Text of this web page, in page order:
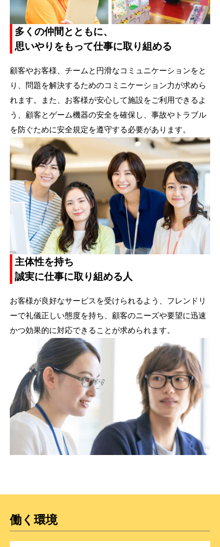
多くの仲間とともに、
思いやりをもって仕事に取り組める
顧客やお客様、チームと円滑なコミュニケーションをと
り、問題を解決するためのコミニケーション力が求めら
れます。また、お客様が安心して施設をご利用できるよ
う、顧客とゲーム機器の安全を確保し、事故やトラブル
を防ぐために安全規定を遵守する必要があります。
主体性を持ち
誠実に仕事に取り組める人
お客様が良好なサービスを受けられるよう、フレンドリ
ーで礼儀正しい態度を持ち、顧客のニーズや要望に迅速
かつ効果的に対応できることが求められます。
働く環境